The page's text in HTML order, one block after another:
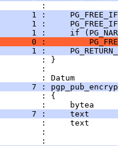
:
1 :
1 :
1 :     if
0 :
1 :
: }
:
: Datum
7 :
: {
:     bytea
7 :     text
:     text
:
: